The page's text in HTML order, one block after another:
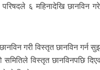
परिषदले ६ महिनादेखि
गरी विस्तृत छानविन गर्न
विस्तृत छानविनपछि